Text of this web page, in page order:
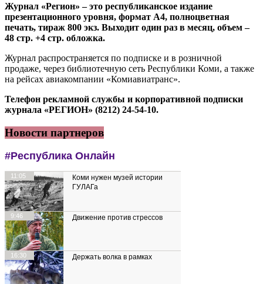
Журнал «Регион» – это республиканское издание
презентационного уровня, формат А4, полноцветная
печать, тираж 800 экз. Выходит один раз в месяц, объем –
48 стр. +4 стр. обложка.
Журнал распространяется по подписке и в розничной
продаже, через библиотечную сеть Республики Коми, а также
на рейсах авиакомпании «Комиавиатранс».
Телефон рекламной службы и корпоративной подписки
журнала «РЕГИОН» (8212) 24-54-10.
Новости партнеров